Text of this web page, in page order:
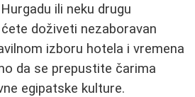
ili neku drugu
doživeti nezaboravan
izboru hotela i vremena
da se prepustite čarima
egipatske kulture.